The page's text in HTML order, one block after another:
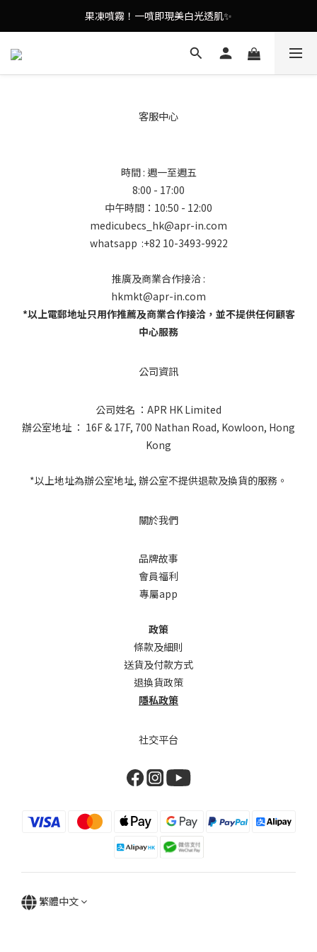
9in1多功能美容儀🌸護膚效果UP！
果凍噴霧！一噴即現美白光透肌✨
9in1多功能美容儀🌸護膚效果UP！
客服中心
時間 : 週一至週五
8:00 - 17:00
中午時間：10:50 - 12:00
medicubecs_hk@apr-in.com
whatsapp :+82 10-3493-9922
推廣及商業合作接洽 :
hkmkt@apr-in.com
*以上電郵地址只用作推薦及商業合作接洽，並不提供任何顧客
中心服務
公司資訊
公司姓名 ：APR HK Limited
辦公室地址 ： 16F & 17F, 700 Nathan Road, Kowloon, Hong
Kong
*以上地址為辦公室地址, 辦公室不提供退款及換貨的服務。
關於我們
品牌故事
會員福利
專屬app
政策
條款及細則
送貨及付款方式
退換貨政策
隱私政策
社交平台
繁體中文